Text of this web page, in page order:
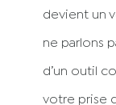
devient un
ne parlons
d’un outil
votre prise